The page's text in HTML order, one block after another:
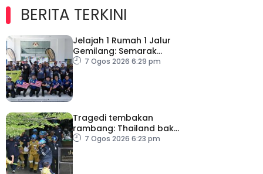
BERITA TERKINI
Jelajah 1 Rumah 1 Jalur
Gemilang: Semarak
semangat patriotisme
7 Ogos 2026 6:29 pm
Tragedi tembakan
rambang: Thailand bakal
umum pelan tindakan
7 Ogos 2026 6:23 pm